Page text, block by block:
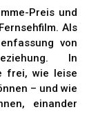
Preis und
Als
von
In
frei, wie leise
– und wie
einander